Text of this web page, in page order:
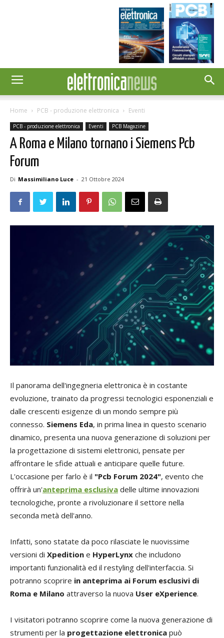
Home PCB - produzione elettronica Eventi
PCB - produzione elettronica Eventi PCB Magazine
A Roma e Milano tornano i Siemens Pcb
Forum
Di Massimiliano Luce - 21 Ottobre 2024
Il panorama dell'ingegneria elettronica è in costante
evoluzione, trainato da progressi tecnologici esponenziali e
dalle crescenti esigenze di un mondo sempre più
connesso. Siemens Eda, in prima linea in questo scenario
dinamico, presenta una nuova generazione di soluzioni per
la progettazione di sistemi elettronici, pensate per
affrontare le sfide attuali e anticipare quelle future.
L'occasione per farlo è il "Pcb Forum 2024", evento che
offrirà un'anteprima esclusiva delle ultime innovazioni
tecnologiche, pronte a rivoluzionare il settore nella
seconda metà dell'anno.
Infatti, sono statate da poco rilasciate le nuovissime
versioni di Xpedition e HyperLynx che includono
importanti funzionalità ed il restyling dell'interfaccia. Si
potranno scoprire in anteprima ai Forum esclusivi di
Roma e Milano attraverso la nuova User eXperience.
I visitatori potranno scoprire come la nuova generazione di
strumenti per la progettazione elettronica può